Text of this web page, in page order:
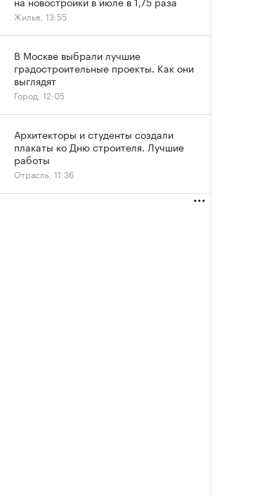
Жилье, 13:55
В Москве выбрали лучшие
градостроительные проекты. Как они
выглядят
Город, 12:05
Архитекторы и студенты создали
плакаты ко Дню строителя. Лучшие
работы
Отрасль, 11:36